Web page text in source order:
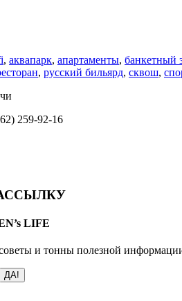
, аквапарк, апартаменты, банкетный
, русский бильярд, сквош,
259-92-16
LIFE
и тонны полезной
ДА!